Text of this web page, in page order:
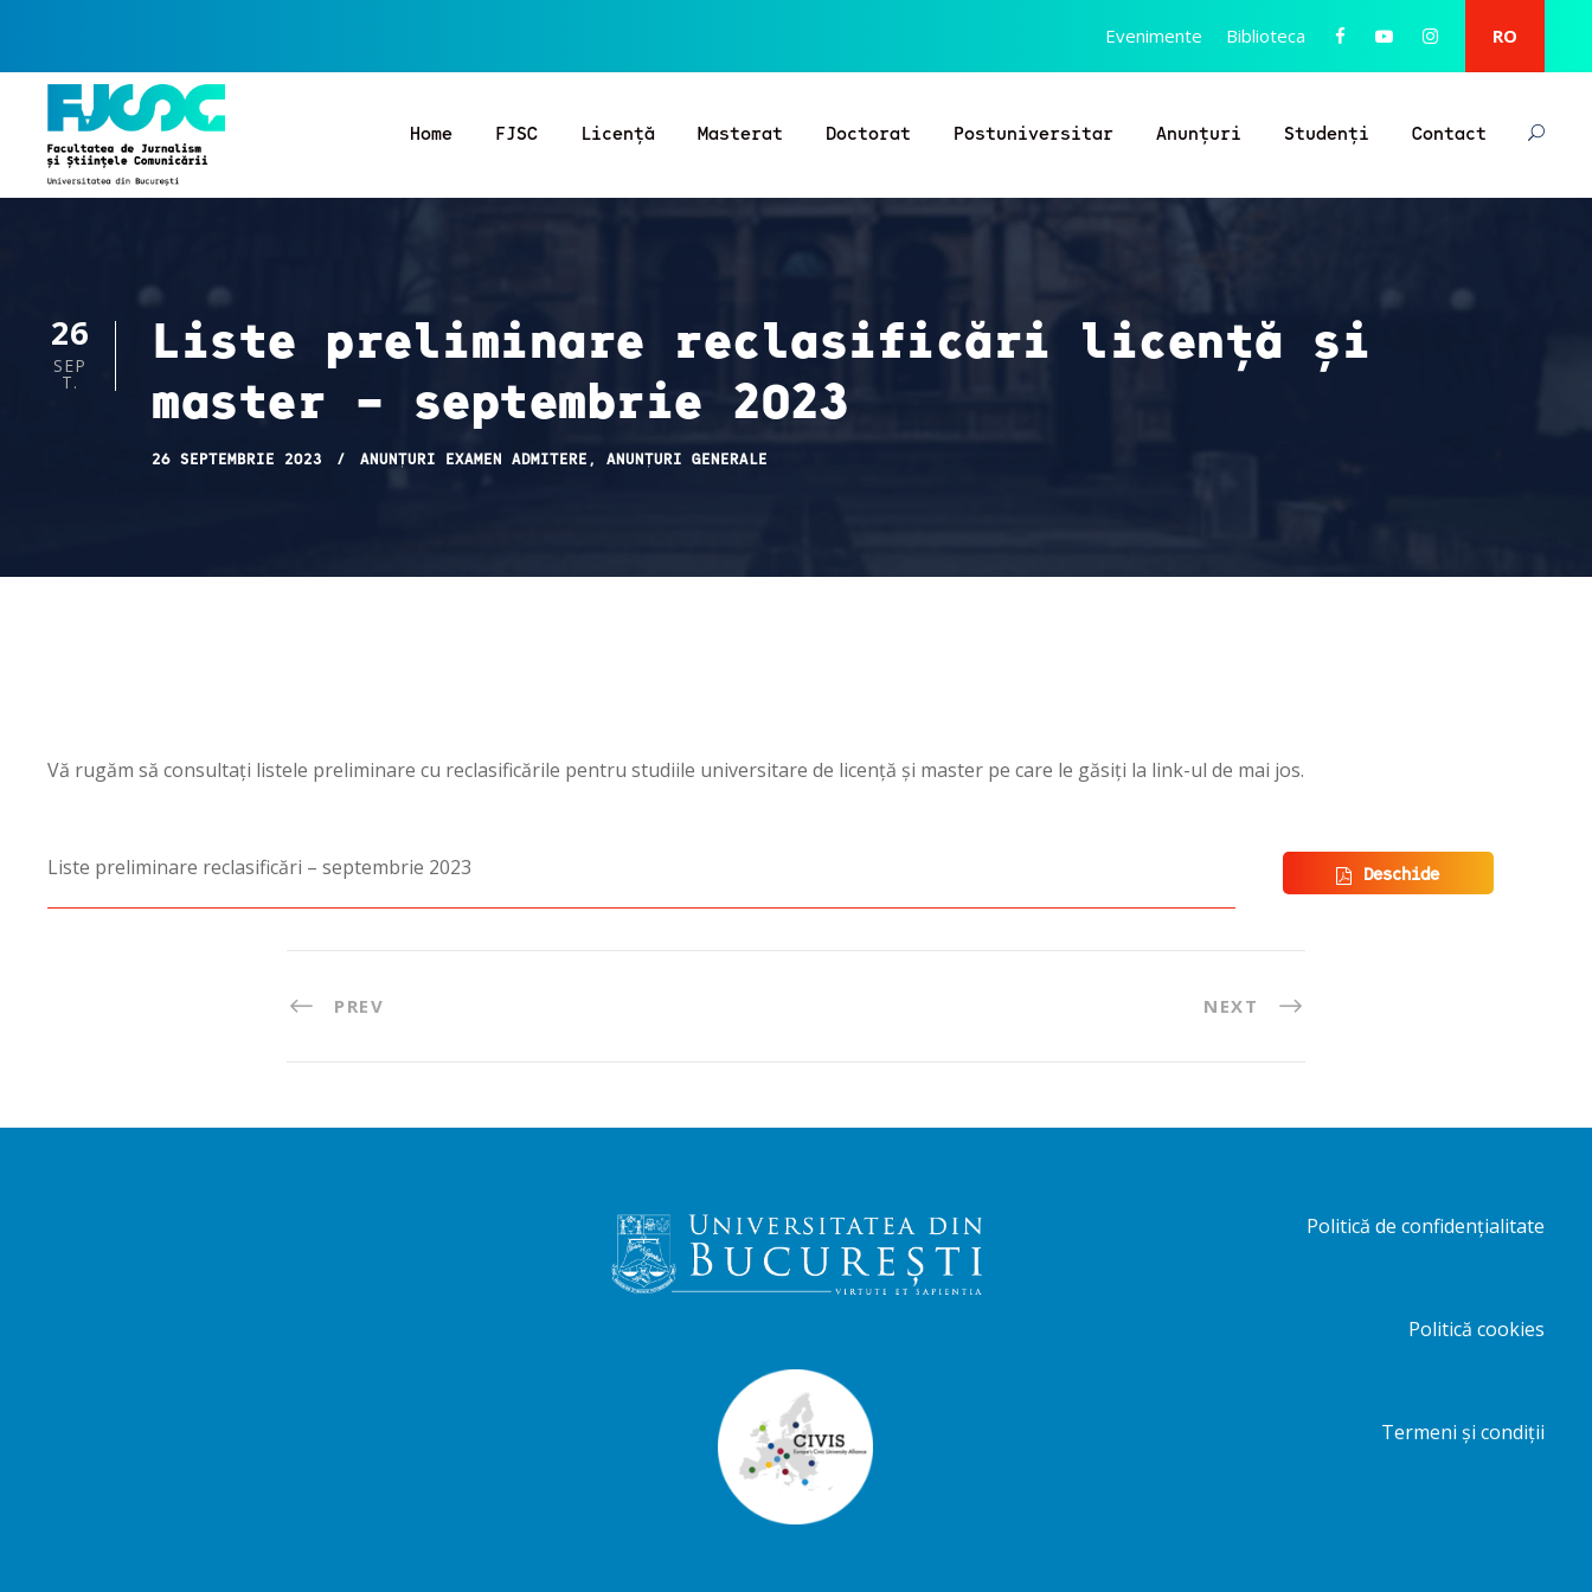
Evenimente Biblioteca RO
Home FJSC Licență Masterat Doctorat Postuniversitar Anunțuri Studenți Contact
26
SEP
T.
Liste preliminare reclasificări licență și
master – septembrie 2023
26 SEPTEMBRIE 2023 ANUNȚURI EXAMEN ADMITERE , ANUNȚURI GENERALE
Vă rugăm să consultați listele preliminare cu reclasificările pentru studiile universitare de licență și master pe care le găsiți la link-ul de mai jos.
Liste preliminare reclasificări – septembrie 2023 Deschide
PREV NEXT
Politică de confidențialitate
Politică cookies
Termeni și condiții